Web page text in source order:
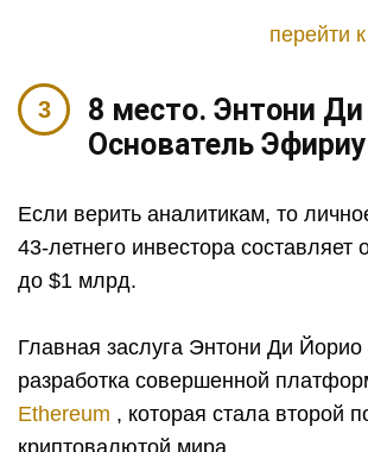
перейти
8 место. Энтони
Основатель
Если верить аналитикам, то
43-летнего инвестора составляет
до $1 млрд.
Главная заслуга Энтони Ди Йорио
разработка совершенной
Ethereum , которая стала второй
криптовалютой мира.